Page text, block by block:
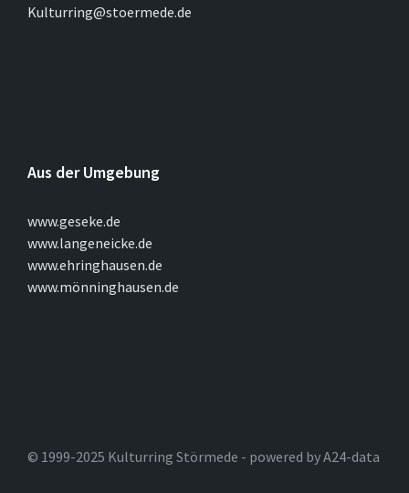
Kulturring@stoermede.de
Aus der Umgebung
www.geseke.de
www.langeneicke.de
www.ehringhausen.de
www.mönninghausen.de
© 1999-2025 Kulturring Störmede - powered by A24-data